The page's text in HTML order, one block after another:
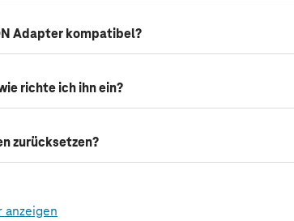
Adapter kompatibel?
richte ich ihn ein?
zurücksetzen?
anzeigen